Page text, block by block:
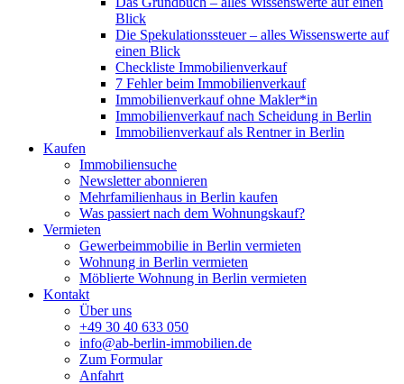
Blick
Die Spekulationssteuer – alles Wissenswerte auf
einen Blick
Checkliste Immobilienverkauf
7 Fehler beim Immobilienverkauf
Immobilienverkauf ohne Makler*in
Immobilienverkauf nach Scheidung in Berlin
Immobilienverkauf als Rentner in Berlin
Kaufen
Immobiliensuche
Newsletter abonnieren
Mehrfamilienhaus in Berlin kaufen
Was passiert nach dem Wohnungskauf?
Vermieten
Gewerbeimmobilie in Berlin vermieten
Wohnung in Berlin vermieten
Möblierte Wohnung in Berlin vermieten
Kontakt
Über uns
+49 30 40 633 050
info@ab-berlin-immobilien.de
Zum Formular
Anfahrt